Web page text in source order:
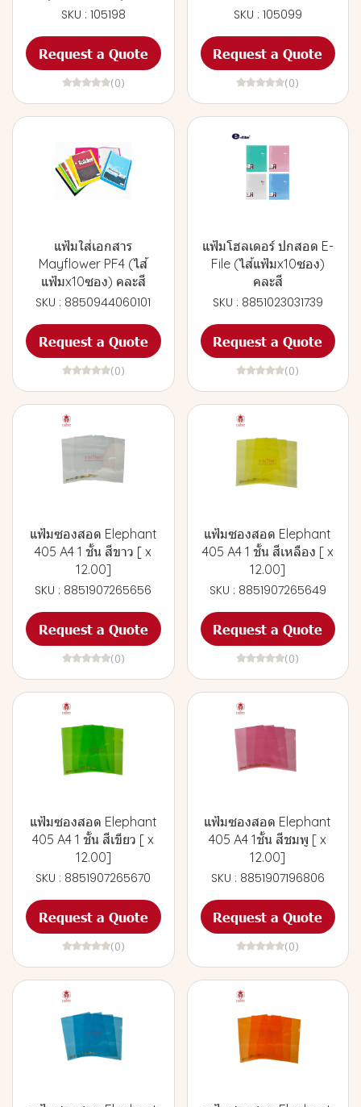
SKU : 105198
Request a Quote
(0)
SKU : 105099
Request a Quote
(0)
แฟ้มใส่เอกสาร
Mayflower PF4 (ไส้
แฟ้มx10ซอง) คละสี
SKU : 8850944060101
Request a Quote
(0)
แฟ้มโฮลเดอร์ ปกสอด E-
File (ไส้แฟ้มx10ซอง)
คละสี
SKU : 8851023031739
Request a Quote
(0)
แฟ้มซองสอด Elephant
405 A4 1 ชั้น สีขาว [ x
12.00]
SKU : 8851907265656
Request a Quote
(0)
แฟ้มซองสอด Elephant
405 A4 1 ชั้น สีเหลือง [ x
12.00]
SKU : 8851907265649
Request a Quote
(0)
แฟ้มซองสอด Elephant
405 A4 1 ชั้น สีเขียว [ x
12.00]
SKU : 8851907265670
Request a Quote
(0)
แฟ้มซองสอด Elephant
405 A4 1ชั้น สีชมพู [ x
12.00]
SKU : 8851907196806
Request a Quote
(0)